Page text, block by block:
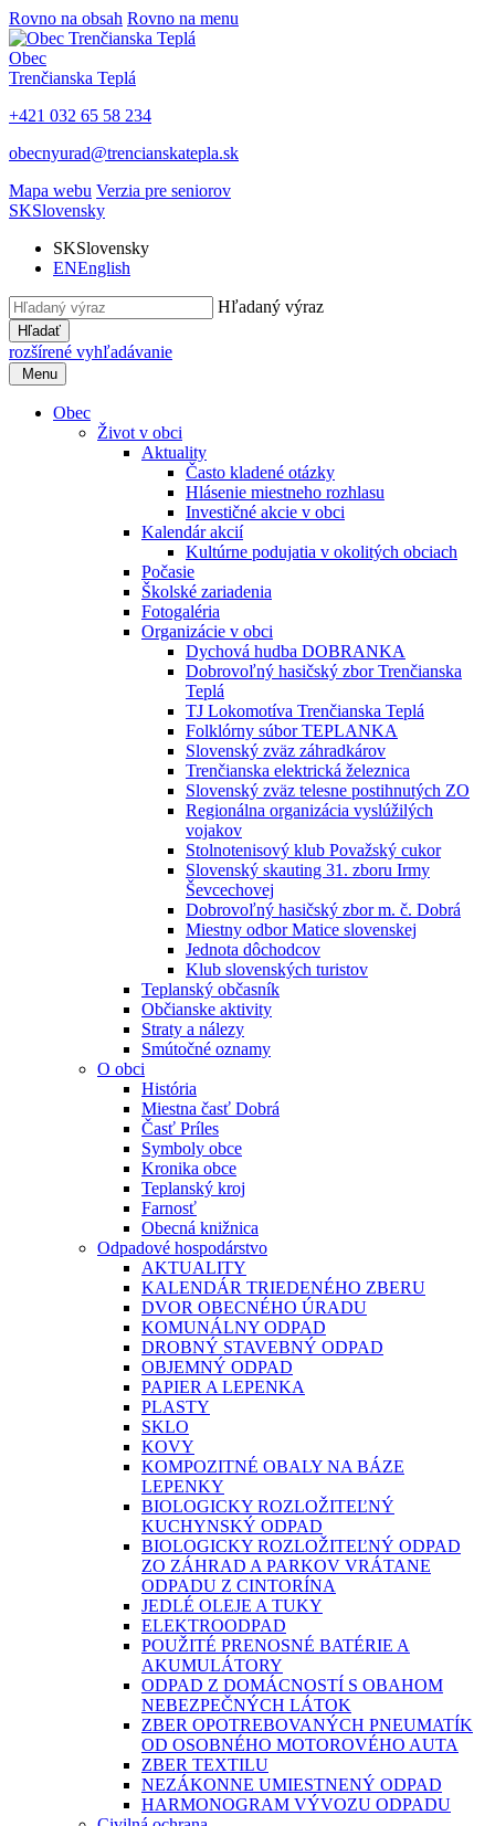
Rovno na obsah Rovno na menu
Obec
Trenčianska Teplá
+421 032 65 58 234
obecnyurad@trencianskatepla.sk
Mapa webu Verzia pre seniorov
SKSlovensky
SKSlovensky
ENEnglish
Hľadaný výraz
Hľadať
rozšírené vyhľadávanie
Menu
Obec
Život v obci
Aktuality
Často kladené otázky
Hlásenie miestneho rozhlasu
Investičné akcie v obci
Kalendár akcií
Kultúrne podujatia v okolitých obciach
Počasie
Školské zariadenia
Fotogaléria
Organizácie v obci
Dychová hudba DOBRANKA
Dobrovoľný hasičský zbor Trenčianska
Teplá
TJ Lokomotíva Trenčianska Teplá
Folklórny súbor TEPLANKA
Slovenský zväz záhradkárov
Trenčianska elektrická železnica
Slovenský zväz telesne postihnutých ZO
Regionálna organizácia vyslúžilých
vojakov
Stolnotenisový klub Považský cukor
Slovenský skauting 31. zboru Irmy
Ševcechovej
Dobrovoľný hasičský zbor m. č. Dobrá
Miestny odbor Matice slovenskej
Jednota dôchodcov
Klub slovenských turistov
Teplanský občasník
Občianske aktivity
Straty a nálezy
Smútočné oznamy
O obci
História
Miestna časť Dobrá
Časť Príles
Symboly obce
Kronika obce
Teplanský kroj
Farnosť
Obecná knižnica
Odpadové hospodárstvo
AKTUALITY
KALENDÁR TRIEDENÉHO ZBERU
DVOR OBECNÉHO ÚRADU
KOMUNÁLNY ODPAD
DROBNÝ STAVEBNÝ ODPAD
OBJEMNÝ ODPAD
PAPIER A LEPENKA
PLASTY
SKLO
KOVY
KOMPOZITNÉ OBALY NA BÁZE
LEPENKY
BIOLOGICKY ROZLOŽITEĽNÝ
KUCHYNSKÝ ODPAD
BIOLOGICKY ROZLOŽITEĽNÝ ODPAD
ZO ZÁHRAD A PARKOV VRÁTANE
ODPADU Z CINTORÍNA
JEDLÉ OLEJE A TUKY
ELEKTROODPAD
POUŽITÉ PRENOSNÉ BATÉRIE A
AKUMULÁTORY
ODPAD Z DOMÁCNOSTÍ S OBAHOM
NEBEZPEČNÝCH LÁTOK
ZBER OPOTREBOVANÝCH PNEUMATÍK
OD OSOBNÉHO MOTOROVÉHO AUTA
ZBER TEXTILU
NEZÁKONNE UMIESTNENÝ ODPAD
HARMONOGRAM VÝVOZU ODPADU